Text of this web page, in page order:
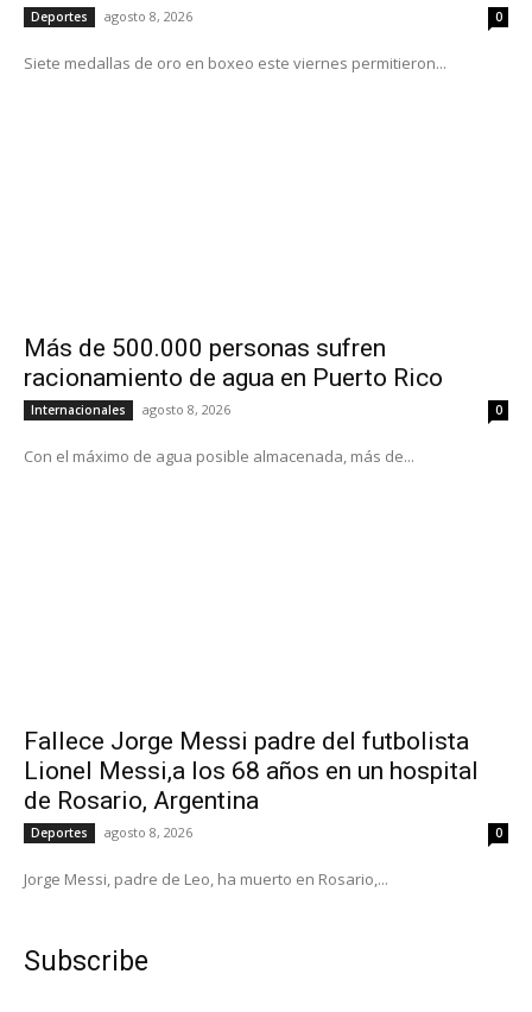
Deportes agosto 8, 2026 0
Siete medallas de oro en boxeo este viernes permitieron...
Más de 500.000 personas sufren
racionamiento de agua en Puerto Rico
Internacionales agosto 8, 2026 0
Con el máximo de agua posible almacenada, más de...
Fallece Jorge Messi padre del futbolista
Lionel Messi,a los 68 años en un hospital
de Rosario, Argentina
Deportes agosto 8, 2026 0
Jorge Messi, padre de Leo, ha muerto en Rosario,...
Subscribe